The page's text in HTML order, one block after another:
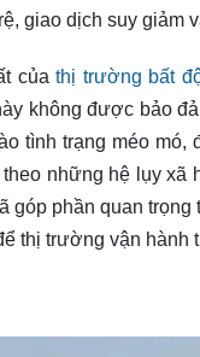
giao dịch suy giảm
của thị trường bất
không được bảo
tình trạng méo mó,
những hệ lụy xã
góp phần quan trọng
thị trường vận